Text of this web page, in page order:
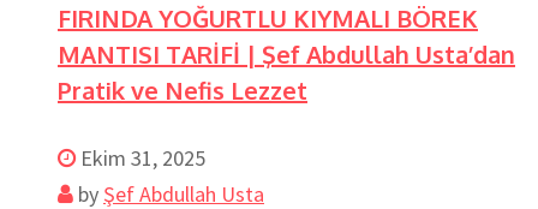
FIRINDA YOĞURTLU KIYMALI BÖREK
MANTISI TARİFİ | Şef Abdullah Usta’dan
Pratik ve Nefis Lezzet
Ekim 31, 2025
by Şef Abdullah Usta